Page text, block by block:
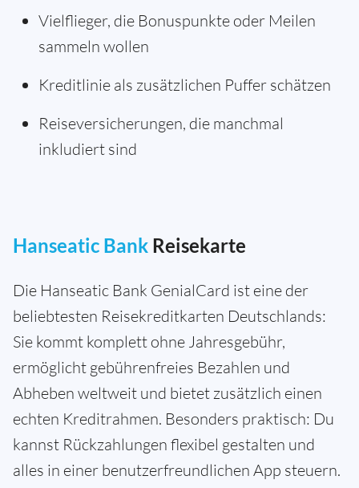
Vielflieger, die Bonuspunkte oder Meilen
sammeln wollen
Kreditlinie als zusätzlichen Puffer schätzen
Reiseversicherungen, die manchmal
inkludiert sind
Hanseatic Bank Reisekarte
Die Hanseatic Bank GenialCard ist eine der
beliebtesten Reisekreditkarten Deutschlands:
Sie kommt komplett ohne Jahresgebühr,
ermöglicht gebührenfreies Bezahlen und
Abheben weltweit und bietet zusätzlich einen
echten Kreditrahmen. Besonders praktisch: Du
kannst Rückzahlungen flexibel gestalten und
alles in einer benutzerfreundlichen App steuern.